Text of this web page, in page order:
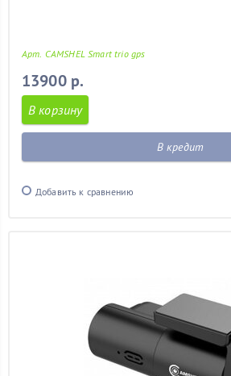
Арт. CAMSHEL Smart trio gps
13900 р.
В корзину
В кредит
Добавить к сравнению